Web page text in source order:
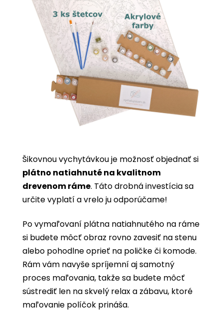
Šikovnou vychytávkou je možnosť objednať si
plátno natiahnuté na kvalitnom
drevenom ráme. Táto drobná investícia sa
určite vyplatí a vrelo ju odporúčame!
Po vymaľovaní plátna natiahnutého na ráme
si budete môcť obraz rovno zavesiť na stenu
alebo pohodlne oprieť na poličke či komode.
Rám vám navyše spríjemní aj samotný
proces maľovania, takže sa budete môcť
sústrediť len na skvelý relax a zábavu, ktoré
maľovanie políčok prináša.